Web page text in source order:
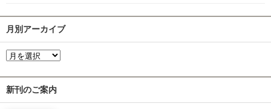
月別アーカイブ
新刊のご案内